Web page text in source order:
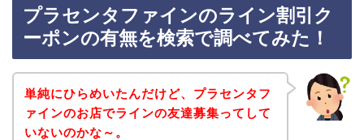
プラセンタファインのライン割引ク
ーポンの有無を検索で調べてみた！
単純にひらめいたんだけど、プラセンタフ
ァインのお店でラインの友達募集ってして
いないのかな～。